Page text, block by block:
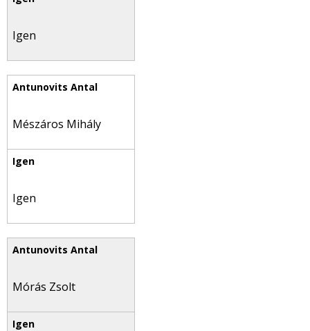
Igen
Mészáros Mihály
Igen
Mórás Zsolt